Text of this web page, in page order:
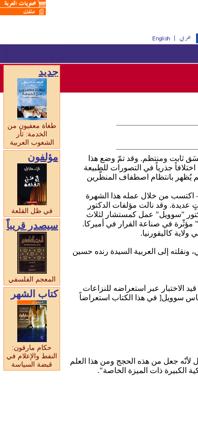
ثابت ومنتظم. وقد تمّ وضع هذا
جذرياً في التصورات للطبيعة
يُظهر بانتظام اصطفاف المنظّرين
اكتسب من خلال عمله هذا الشهرة
عديدة. وقد نالت مؤلفات الدكتور
"سوويل" عمل كمستشار لثلاث
مؤثّرة في صناعة القرار في أميركا.
إلى العربية السيدة رنده حسين
الاختبار عبر استعراضه للنزاعات
سوويل[ في هذا الكتاب استعراضاً
جعل من هذه الحجج ومن هذا العلم
ذات الميزة الخاصة".
جديد
طغاة معفيون من
الخدمة: ثأر
الشعوب العربية
مؤلفون
في ظل القلعة
سيصدر قريبا
المعجم الفلسفي
كتاب الشهر
حكام مارقون:
النفط والإعلام في
قبضة السياسة